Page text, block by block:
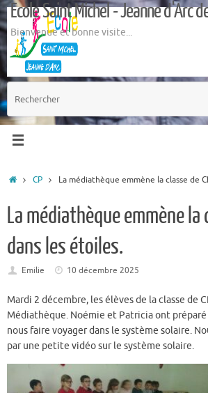
Passer
au
contenu
Ecole Saint Michel - Jeanne d'Arc
Bienvenue et bonne visite...
Accueil
CP La médiathèque emmène la classe de
La médiathèque emmène la
dans les étoiles.
Emilie 10 décembre 2025
Mardi 2 décembre, les élèves de la classe de
Médiathèque. Noémie et Patricia ont
nous faire voyager dans le système solaire.
par une petite vidéo sur le système solaire.